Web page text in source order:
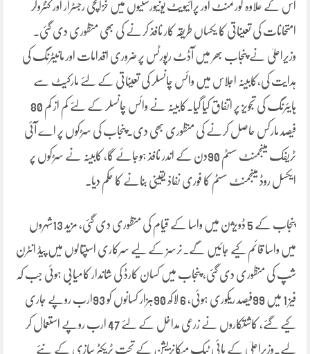
اس کے علاوہ گورنمنٹ اور پرائیویٹ یونیورسٹیوں میں خزانچی رجسٹرار اور کنٹرولر
امتحانات کی تعیناتی کا یکساں طریقہ کار نافذ کرنے کی بھی منظوری دی گئی۔
وزیراعلیٰ نے پنجاب بھر میں آڈٹ رپورٹس پر ضروری اقدامات اور مانیٹرنگ کی
ہدایت کی،کابینہ اجلاس میں وائس چانسلر کی تعیناتی کے لئے مارکیٹ سے
ہایئرنگ کی تجویز پر اتفاق کیا گیا۔کابینہ نے وائس چانسلر کے لئے کم از کم 80
فیصد مارکس حاصل کرنے کی منظوری بھی دی۔پنجاب کی سڑکوں پر اے آئی
ٹریفک مینجمنٹ سسٹم 90دن کے اندر نافذ ہوجائے گا، کابینہ نے سڑکوں پر
ایکسل روڈ مینجمنٹ سسٹم کا فوری نفاذ یقینی بنانے کا حکم دیا۔
پنجاب کے 5 ڈویژن میں واسا کے قیام کی منظوری دی گئی، مزید 13شہروں
میں واسا قائم کیے جائیں گے۔نرسز کے لیے سرکاری اسپتالوں میں پیڈ انٹرن
شپ کی منظوری دی گئی، پنجاب میں کسان کارڈ کی شاندار کامیابی ہوئی جب کہ
فیز 1 میں 99فیصد ریکوری ہوئی، 6 لاکھ 90ہزار کسانوں کو 93ارب روپے جاری
کیے گئے، کاشتکاروں نے زرعی مداخل کے لئے 47 ارب روپے استعمال کر
لیے۔وزیراعلیٰ کے ہائی ٹیک میکانزیشن کے تحت ٹریکٹر سازی کے نئے